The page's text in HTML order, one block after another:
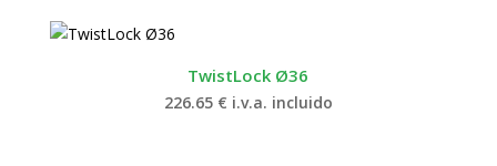
TwistLock Ø36
226.65 € i.v.a. incluido